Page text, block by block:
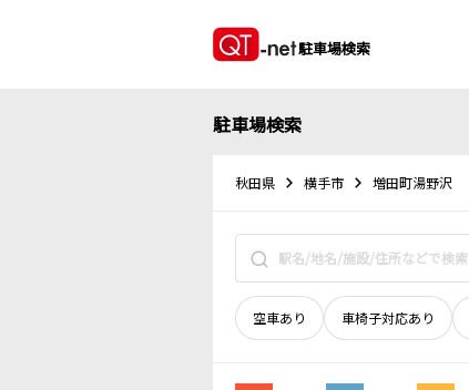
駐車場検索
駐車場検索
秋田県 横手市 増田町湯野沢
空車あり 車椅子対応あり